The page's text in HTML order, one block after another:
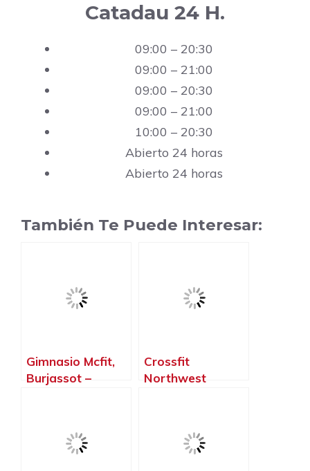
Catadau 24 H.
09:00 – 20:30
09:00 – 21:00
09:00 – 20:30
09:00 – 21:00
10:00 – 20:30
Abierto 24 horas
Abierto 24 horas
También Te Puede Interesar:
Gimnasio Mcfit,
Burjassot –
Crossfit
Northwest